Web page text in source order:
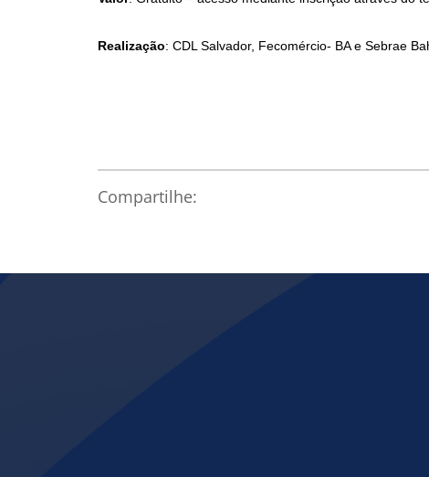
Realização: CDL Salvador, Fecomércio- BA e Sebrae
Compartilhe: